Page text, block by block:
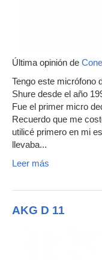
Última opinión de
Tengo este micrófono
Shure desde el año
Fue el primer micro
Recuerdo que me
utilicé primero en mi
llevaba...
Leer más
AKG D 11